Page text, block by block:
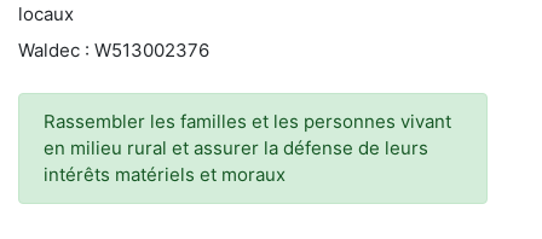
locaux
Waldec : W513002376
Rassembler les familles et les personnes vivant
en milieu rural et assurer la défense de leurs
intérêts matériels et moraux